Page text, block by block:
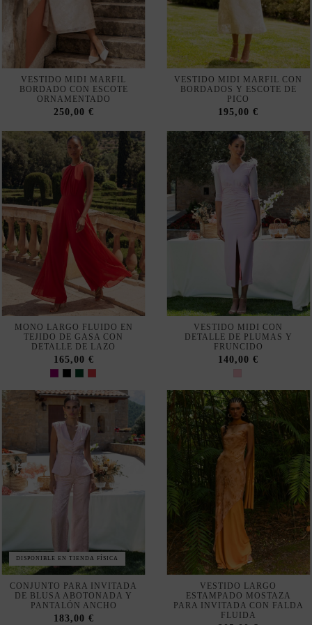
VESTIDO MIDI MARFIL
BORDADO CON ESCOTE
ORNAMENTADO
250,00 €
VESTIDO MIDI MARFIL CON
BORDADOS Y ESCOTE DE
PICO
195,00 €
MONO LARGO FLUIDO EN
TEJIDO DE GASA CON
DETALLE DE LAZO
165,00 €
VESTIDO MIDI CON
DETALLE DE PLUMAS Y
FRUNCIDO
140,00 €
DISPONIBLE EN TIENDA FÍSICA
CONJUNTO PARA INVITADA
DE BLUSA ABOTONADA Y
PANTALÓN ANCHO
183,00 €
VESTIDO LARGO
ESTAMPADO MOSTAZA
PARA INVITADA CON FALDA
FLUIDA